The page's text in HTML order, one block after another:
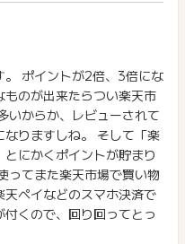
レビューを見た場合
に訪問するなど店舗の外に
合
る）での購入の場合、誰か
入
／定期購入／頒布会購入／
。 ポイントが2倍、3倍にな
のが出来たらつい楽天市
いからか、レビューされて
りますしね。 そして「楽
にかくポイントが貯まり
ってまた楽天市場で買い物
ペイなどのスマホ決済で
くので、回り回ってとっ